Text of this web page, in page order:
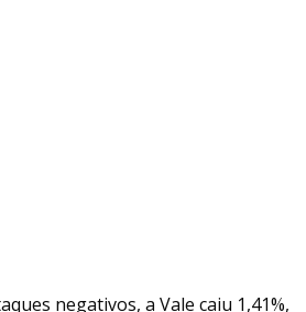
negativos, a Vale caiu 1,41%,